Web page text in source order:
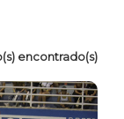
encontrado(s)